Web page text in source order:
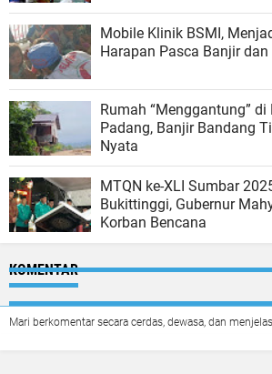
Mobile Klinik BSMI,
Harapan
Rumah “Menggantung”
Padang, Banjir Bandang
Nyata
MTQN ke-XLI Sumbar
Bukittinggi, Gubernur
Korban Bencana
KOMENTAR
Mari berkomentar secara cerdas, dewasa, dan